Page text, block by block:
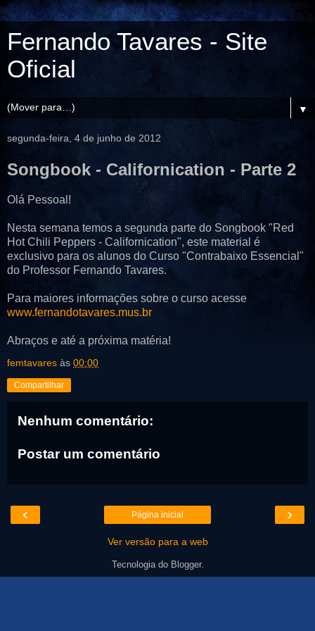
Fernando Tavares - Site
Oficial
▼
segunda-feira, 4 de junho de 2012
Songbook - Californication - Parte 2
Olá Pessoal!
Nesta semana temos a segunda parte do Songbook "Red
Hot Chili Peppers - Californication", este material é
exclusivo para os alunos do Curso "Contrabaixo Essencial"
do Professor Fernando Tavares.
Para maiores informações sobre o curso acesse
www.fernandotavares.mus.br
Abraços e até a próxima matéria!
femtavares às 00:00
Compartilhar
Nenhum comentário:
Postar um comentário
‹ ›
Página inicial
Ver versão para a web
Tecnologia do Blogger.